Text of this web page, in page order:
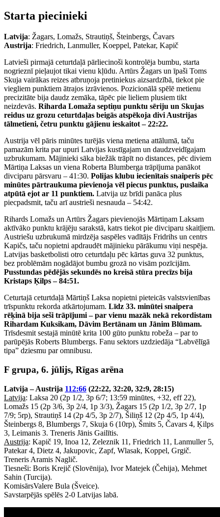
Starta piecinieki
Latvija: Žagars, Lomažs, Strautiņš, Šteinbergs, Čavars
Austrija: Friedrich, Lanmuller, Koeppel, Patekar, Kapič
Latvieši pirmajā ceturtdaļā pārliecinoši kontrolēja bumbu, starta
nogrieznī pieļaujot tikai vienu kļūdu. Artūrs Žagars un īpaši Toms
Skuja vairākas reizes atbruņoja pretiniekus aizsardzībā, tiekot pie
viegliem punktiem ātrajos izrāvienos. Pozicionālā spēlē metienu
precizitāte bija daudz zemāka, tāpēc pie lieliem plusiem tikt
neizdevās. Riharda Lomaža septiņu punktu sēriju un Skujas
reidus uz grozu ceturtdaļas beigās atspēkoja divi Austrijas
tālmetieni, četru punktu gājienu ieskaitot – 22:22.
Austrija vēl pāris minūtes turējās viena metiena attālumā, taču
pamazām krita par upuri Latvijas kustīgajam un daudzveidīgajam
uzbrukumam. Mājinieki sāka biežāk trāpīt no distances, pēc diviem
Mārtiņa Laksas un viena Roberta Blumberga trāpījuma panākot
divciparu pārsvaru – 41:30. Polijas klubu iecienītais snaiperis pēc
minūtes pārtraukuma pievienoja vēl piecus punktus, puslaika
atpūtā ejot ar 11 punktiem. Latvija uz brīdi panāca plus
piecpadsmit, taču arī austrieši nesnauda – 54:42.
Rihards Lomažs un Artūrs Žagars pievienojās Mārtiņam Laksam
aktīvāko punktu krājēju sarakstā, katrs tiekot pie divciparu skaitļiem.
Austriešu uzbrukumā mirdzēja saspēles vadītājs Fridrihs un centrs
Kapičs, taču nopietni apdraudēt mājinieku pārākumu viņi nespēja.
Latvijas basketbolisti otro ceturtdaļu pēc kārtas guva 32 punktus,
bez problēmām nogādājot bumbu grozā no visām pozīcijām.
Pusstundas pēdējās sekundēs no kreisā stūra precīzs bija
Kristaps Ķilps – 84:51.
Ceturtajā ceturtdaļā Mārtiņš Laksa nopietni pieteicās valstsvienības
trīspunktu rekorda atkārtojumam. Līdz 33. minūtei snaipera
rēķinā bija seši trāpījumi – par vienu mazāk nekā rekordistam
Rihardam Kuksikam, Dāvim Bertānam un Jānim Blūmam.
Trīsdesmit sestajā minūtē krita 100 gūto punktu robeža – par to
parūpējās Roberts Blumbergs. Fanu sektors uzdziedāja “Labvēlīgā
tipa” dziesmu par omnibusu.
F grupa, 6. jūlijs, Rīgas arēna
Latvija – Austrija 112:66 (22:22, 32:20, 32:9, 28:15)
Latvija: Laksa 20 (2p 1/2, 3p 6/7; 13:59 minūtes, +32, eff 22),
Lomažs 15 (2p 3/6, 3p 2/4, 1p 3/3), Žagars 15 (2p 1/2, 3p 2/7, 1p
7/9; 5rp), Strautiņš 14 (2p 4/5, 3p 2/7), Šiliņš 12 (2p 4/5, 1p 4/4),
Šteinbergs 8, Blumbergs 7, Skuja 6 (10rp), Šmits 5, Čavars 4, Ķilps
3, Leimanis 3. Treneris Jānis Gailītis.
Austrija: Kapič 19, Inoa 12, Zeleznik 11, Friedrich 11, Lanmuller 5,
Patekar 4, Dietz 4, Jakupovic, Zapf, Wlasak, Koppel, Grgič.
Treneris Aramis Naglič.
Tiesneši: Boris Krejič (Slovēnija), Ivor Matejek (Čehija), Mehmet
Sahin (Turcija).
KomisārsValere Bula (Šveice).
Savstarpējās spēlēs 2-0 Latvijas labā.